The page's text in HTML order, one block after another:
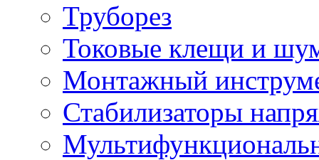
Труборез
Токовые клещи и
Монтажный
Стабилизаторы